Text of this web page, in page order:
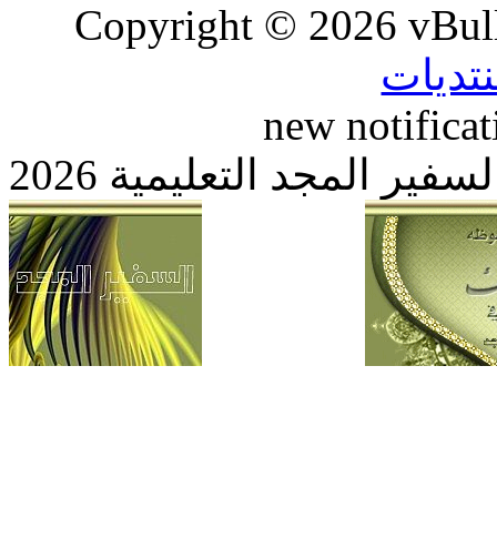
Copyright © 2026
new
التعليمية 2026